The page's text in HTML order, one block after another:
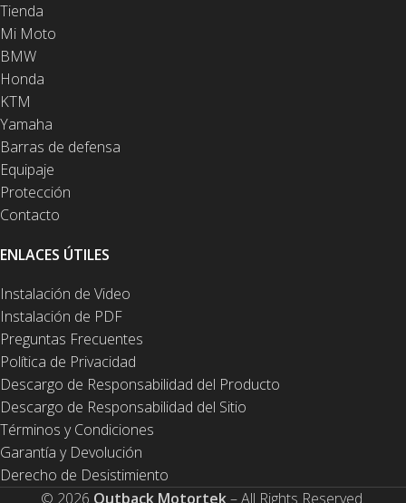
Tienda
Mi Moto
BMW
Honda
KTM
Yamaha
Barras de defensa
Equipaje
Protección
Contacto
ENLACES ÚTILES
Instalación de Video
Instalación de PDF
Preguntas Frecuentes
Política de Privacidad
Descargo de Responsabilidad del Producto
Descargo de Responsabilidad del Sitio
Términos y Condiciones
Garantía y Devolución
Derecho de Desistimiento
© 2026 Outback Motortek– All Rights Reserved.